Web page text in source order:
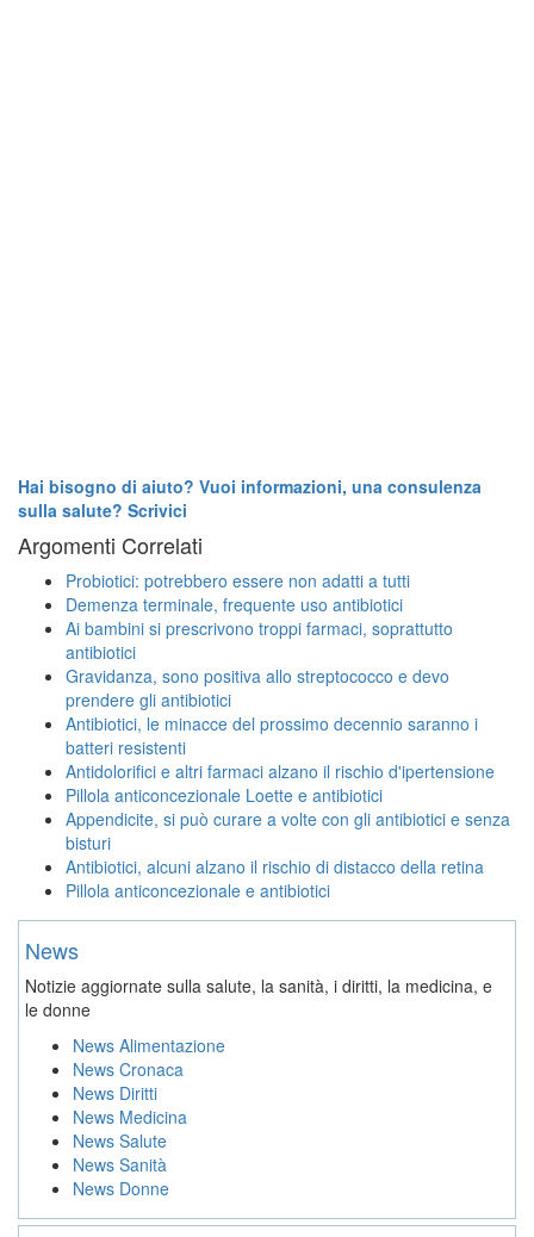
Hai bisogno di aiuto? Vuoi informazioni, una consulenza
sulla salute? Scrivici
Argomenti Correlati
Probiotici: potrebbero essere non adatti a tutti
Demenza terminale, frequente uso antibiotici
Ai bambini si prescrivono troppi farmaci, soprattutto
antibiotici
Gravidanza, sono positiva allo streptococco e devo
prendere gli antibiotici
Antibiotici, le minacce del prossimo decennio saranno i
batteri resistenti
Antidolorifici e altri farmaci alzano il rischio d'ipertensione
Pillola anticoncezionale Loette e antibiotici
Appendicite, si può curare a volte con gli antibiotici e senza
bisturi
Antibiotici, alcuni alzano il rischio di distacco della retina
Pillola anticoncezionale e antibiotici
News
Notizie aggiornate sulla salute, la sanità, i diritti, la medicina, e
le donne
News Alimentazione
News Cronaca
News Diritti
News Medicina
News Salute
News Sanità
News Donne